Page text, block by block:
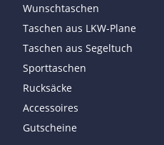
Wunschtaschen
Taschen aus LKW-Plane
Taschen aus Segeltuch
Sporttaschen
Rucksäcke
Accessoires
Gutscheine